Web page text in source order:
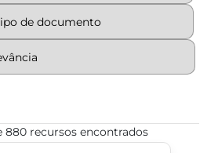
880 recursos encontrados